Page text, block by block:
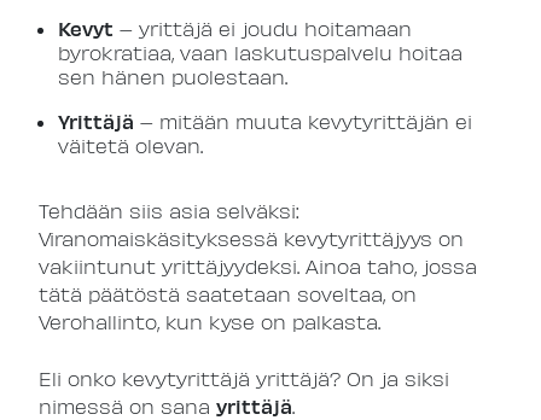
Kevyt – yrittäjä ei joudu hoitamaan
byrokratiaa, vaan laskutuspalvelu hoitaa
sen hänen puolestaan.
Yrittäjä – mitään muuta kevytyrittäjän ei
väitetä olevan.
Tehdään siis asia selväksi:
Viranomaiskäsityksessä kevytyrittäjyys on
vakiintunut yrittäjyydeksi. Ainoa taho, jossa
tätä päätöstä saatetaan soveltaa, on
Verohallinto, kun kyse on palkasta.
​​Eli onko kevytyrittäjä yrittäjä? On ja siksi
nimessä on sana yrittäjä.